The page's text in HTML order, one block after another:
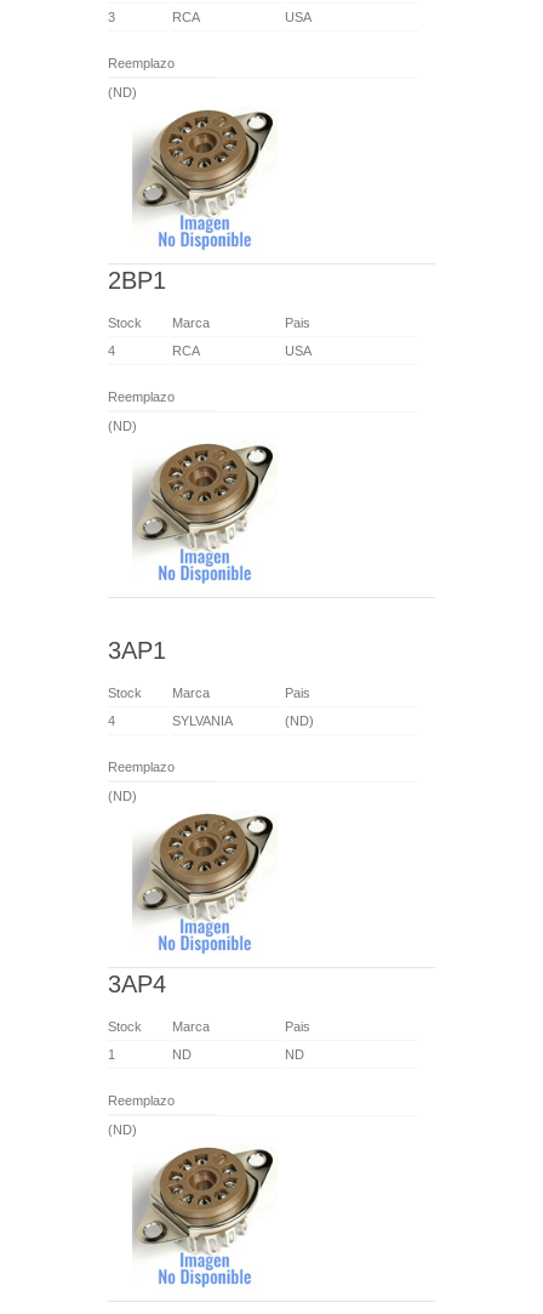
3
RCA USA
Reemplazo
(ND)
2BP1
Stock Marca
Pais
4
RCA USA
Reemplazo
(ND)
3AP1
Stock Marca
Pais
4
SYLVANIA (ND)
Reemplazo
(ND)
3AP4
Stock Marca
Pais
1
ND ND
Reemplazo
(ND)